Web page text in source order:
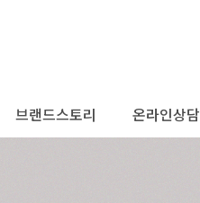
브랜드스토리 온라인상담